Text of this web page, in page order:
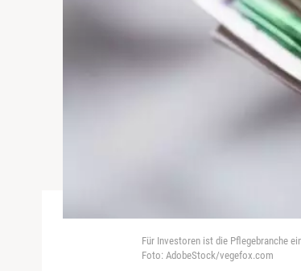
Für Investoren ist die Pflegebranche
Foto: AdobeStock/vegefox.com